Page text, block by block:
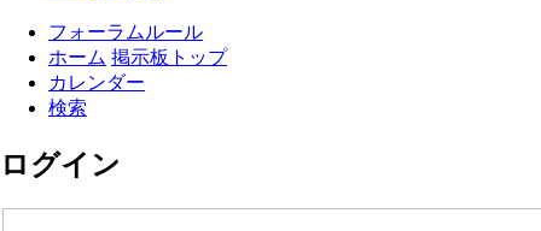
フォーラムルール
ホーム 掲示板トップ
カレンダー
検索
ログイン